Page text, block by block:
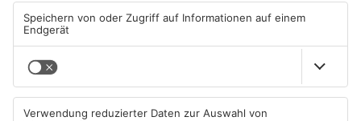
Mehr aus
Aschaffenburg